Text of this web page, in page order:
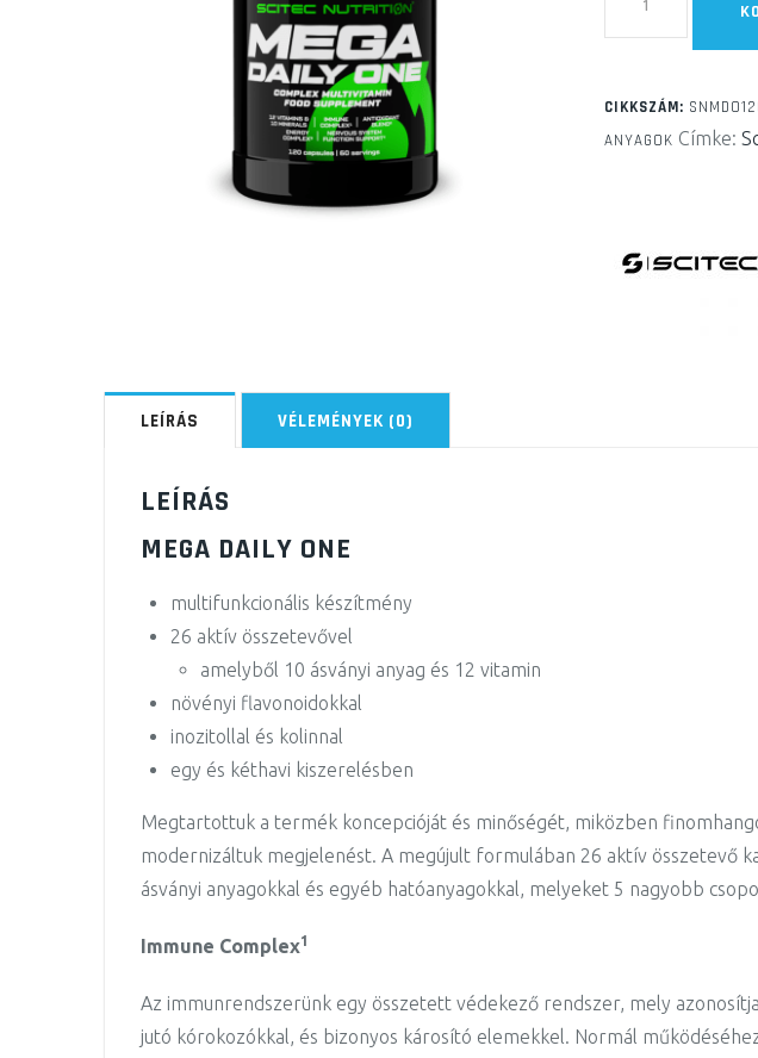
CIKKSZÁM:
ANYAGOK Címke:
LEÍRÁS VÉLEMÉNYEK (0)
LEÍRÁS
MEGA DAILY ONE
multifunkcionális készítmény
26 aktív összetevővel
amelyből 10 ásványi anyag és 12 vitamin
növényi flavonoidokkal
inozitollal és kolinnal
egy és kéthavi kiszerelésben
Megtartottuk a termék koncepcióját és minőségét, miközben
modernizáltuk megjelenést. A megújult formulában 26 aktív összetevő
ásványi anyagokkal és egyéb hatóanyagokkal, melyeket 5 nagyobb
Immune Complex1
Az immunrendszerünk egy összetett védekező rendszer, mely
jutó kórokozókkal, és bizonyos károsító elemekkel. Normál